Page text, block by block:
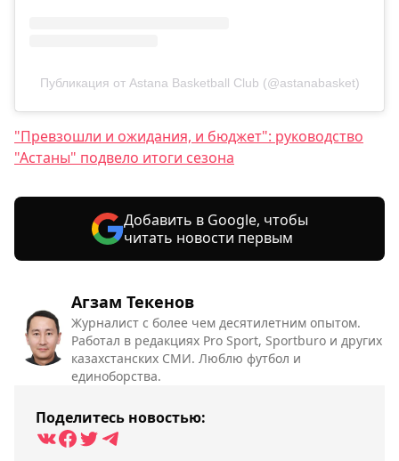
Агзам Текенов
Журналист с более чем десятилетним опытом.
Работал в редакциях Pro Sport, Sportburo и других
казахстанских СМИ. Люблю футбол и
единоборства.
Поделитесь новостью:
Публикация от Astana Basketball Club (@astanabasket)
"Превзошли и ожидания, и бюджет": руководство
"Астаны" подвело итоги сезона
Добавить в Google, чтобы
читать новости первым